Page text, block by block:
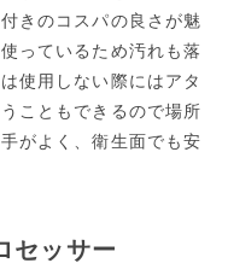
きのコスパの良さが魅
っているため汚れも落
使用しない際にはアタ
こともできるので場所
がよく、衛生面でも安
セッサー